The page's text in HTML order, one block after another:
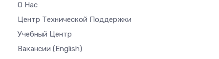
О Нас
Центр Технической Поддержки
Учебный Центр
Вакансии (English)